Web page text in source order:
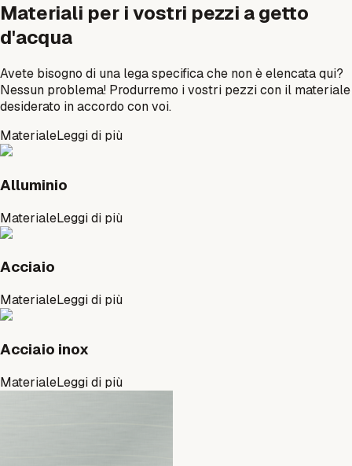
Materiali per i vostri pezzi a getto
d'acqua
Avete bisogno di una lega specifica che non è elencata qui?
Nessun problema! Produrremo i vostri pezzi con il materiale
desiderato in accordo con voi.
MaterialeLeggi di più
Alluminio
MaterialeLeggi di più
Acciaio
MaterialeLeggi di più
Acciaio inox
MaterialeLeggi di più